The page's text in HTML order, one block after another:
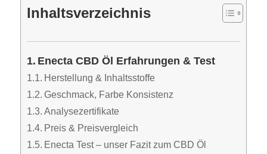
Inhaltsverzeichnis
Enecta CBD Öl Erfahrungen & Test
Herstellung & Inhaltsstoffe
Geschmack, Farbe Konsistenz
Analysezertifikate
Preis & Preisvergleich
Enecta Test – unser Fazit zum CBD Öl